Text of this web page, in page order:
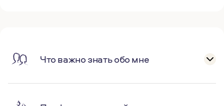
Что важно знать обо мне